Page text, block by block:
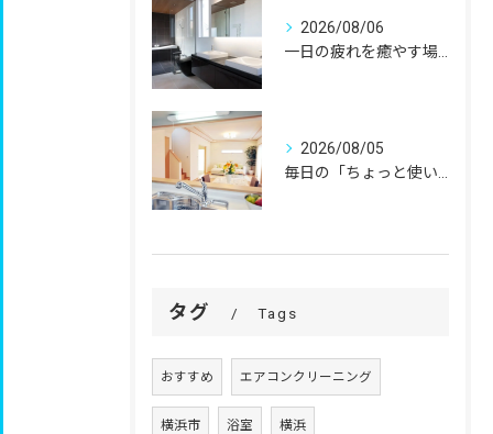
2026/08/06
2026/08/05
タグ Tags
おすすめ エアコンクリーニング
横浜市 浴室 横浜